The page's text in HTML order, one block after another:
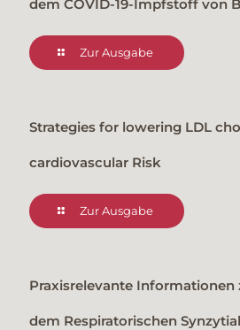
dem COVID-19-Impfstoff von
Zur Ausgabe
Strategies for lowering LDL
cardiovascular Risk
Zur Ausgabe
Praxisrelevante
dem Respiratorischen